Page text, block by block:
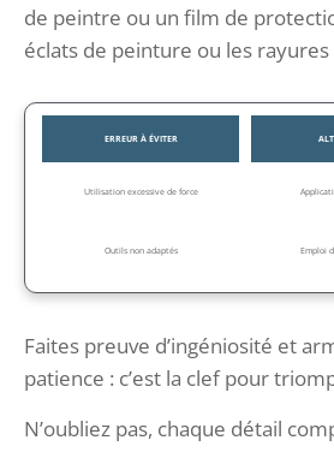
de peintre ou un film de
éclats de peinture ou les
ERREUR À ÉVITER
Utilisation excessive de force
Outils non adaptés Emploi
Faites preuve d’ingéniosité et
patience : c’est la clef pour
N’oubliez pas, chaque détail